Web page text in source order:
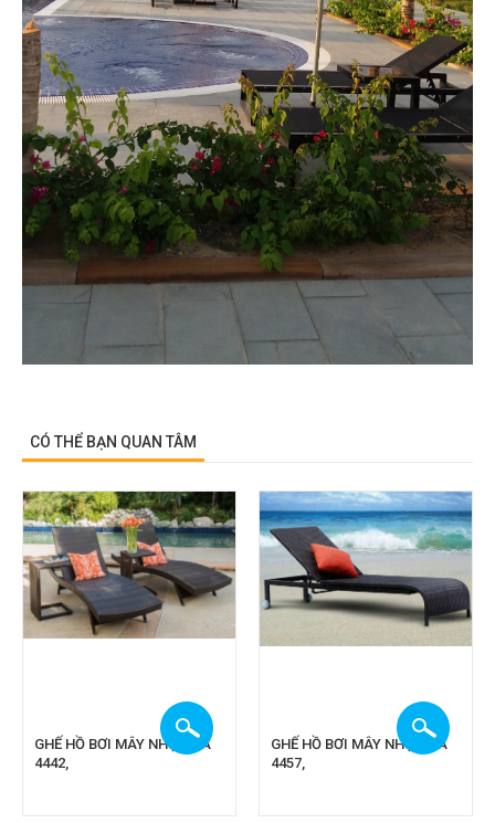
CÓ THỂ BẠN QUAN TÂM
GHẾ HỒ BƠI MÂY NHỰA CA
4442,
GHẾ HỒ BƠI MÂY NHỰA CA
4457,